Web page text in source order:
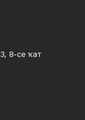
8-се ҡат